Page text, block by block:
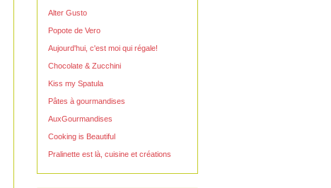
Alter Gusto
Popote de Vero
Aujourd'hui, c'est moi qui régale!
Chocolate & Zucchini
Kiss my Spatula
Pâtes à gourmandises
AuxGourmandises
Cooking is Beautiful
Pralinette est là, cuisine et créations